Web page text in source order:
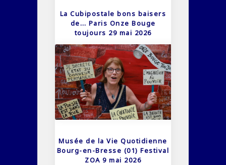
La Cubipostale bons baisers
de… Paris Onze Bouge
toujours 29 mai 2026
Musée de la Vie Quotidienne
Bourg-en-Bresse (01) Festival
ZOA 9 mai 2026